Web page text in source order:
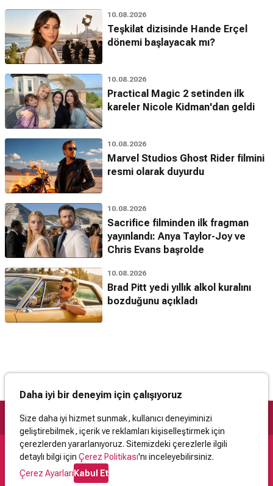
10.08.2026
Teşkilat dizisinde Hande Erçel
dönemi başlayacak mı?
10.08.2026
Practical Magic 2 setinden ilk
kareler Nicole Kidman'dan geldi
10.08.2026
Marvel Studios Ghost Rider filmini
resmi olarak duyurdu
10.08.2026
Sacrifice filminden ilk fragman
yayınlandı: Anya Taylor-Joy ve
Chris Evans başrolde
10.08.2026
Brad Pitt yedi yıllık alkol kuralını
bozduğunu açıkladı
Daha iyi bir deneyim için çalışıyoruz
Size daha iyi hizmet sunmak, kullanıcı deneyiminizi
geliştirebilmek, içerik ve reklamları kişiselleştirmek için
çerezlerden yararlanıyoruz. Sitemizdeki çerezlerle ilgili
detaylı bilgi için Çerez Politikası'nı inceleyebilirsiniz.
Çerez AyarlarıKabul Et
Destek
İletişimYardımKullanıcı Sözleşmesi